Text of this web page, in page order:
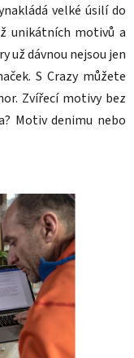
velké úsilí do
unikátních motivů a
už dávnou nejsou jen
S Crazy můžete
Zvířecí motivy bez
Motiv denimu nebo